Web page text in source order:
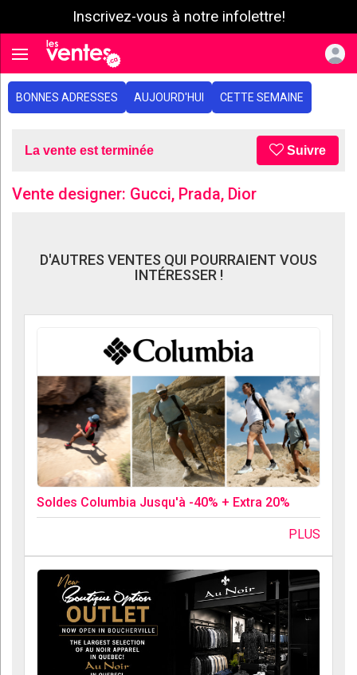
Inscrivez-vous à notre infolettre!
Toggle navigation
BONNES ADRESSES AUJOURD'HUI CETTE SEMAINE
La vente est terminée Suivre
Vente designer: Gucci, Prada, Dior
D'AUTRES VENTES QUI POURRAIENT VOUS
INTÉRESSER !
Soldes Columbia Jusqu'à -40% + Extra 20%
PLUS